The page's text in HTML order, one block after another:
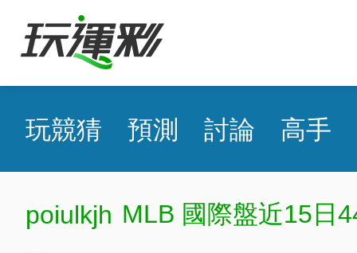
玩競猜 預測 討論 高手
poiulkjh MLB 國際盤近15日